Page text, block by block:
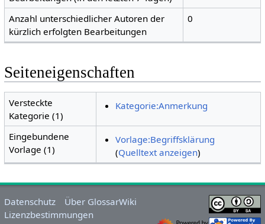
Anzahl unterschiedlicher Autoren der
kürzlich erfolgten Bearbeitungen
0
Seiteneigenschaften
Versteckte
Kategorie (1)
Kategorie:Anmerkung
Eingebundene
Vorlage (1)
Vorlage:Begriffsklärung
(Quelltext anzeigen)
Datenschutz
Über GlossarWiki
Lizenzbestimmungen